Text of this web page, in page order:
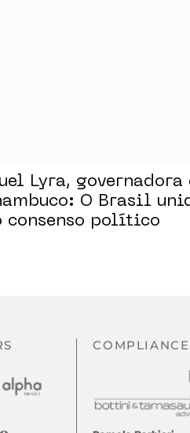
Lyra, governadora
O Brasil
consenso político
COMPLIANCE